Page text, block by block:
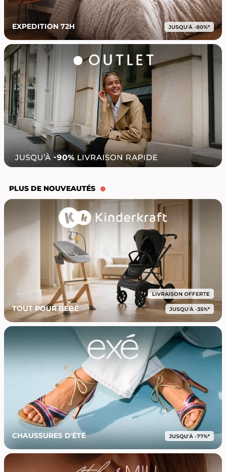
EXPEDITION 72H
PLUS DE NOUVEAUTÉS
TOUT POUR BÉBÉ
CHAUSSURES D'ÉTÉ